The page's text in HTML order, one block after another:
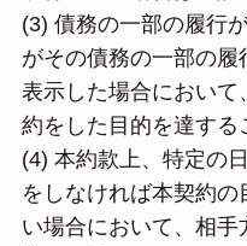
(3) 債務の一部の履行
がその債務の一部の
表示した場合におい
約をした目的を達する
(4) 本約款上、特定の
をしなければ本契約
い場合において、相